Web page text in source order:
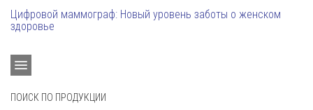
Цифровой маммограф: Новый уровень заботы о женском
здоровье
ПОИСК ПО ПРОДУКЦИИ